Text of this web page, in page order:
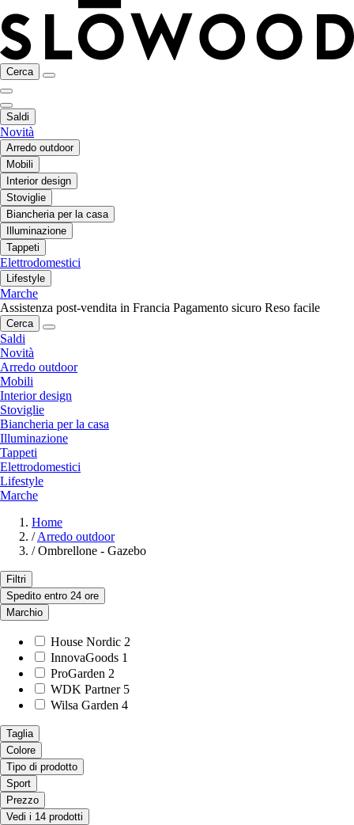
Cerca
Saldi
Novità
Arredo outdoor
Mobili
Interior design
Stoviglie
Biancheria per la casa
Illuminazione
Tappeti
Elettrodomestici
Lifestyle
Marche
Assistenza post-vendita in Francia Pagamento sicuro Reso facile
Cerca
Saldi
Novità
Arredo outdoor
Mobili
Interior design
Stoviglie
Biancheria per la casa
Illuminazione
Tappeti
Elettrodomestici
Lifestyle
Marche
Home
/ Arredo outdoor
/ Ombrellone - Gazebo
Filtri
Spedito entro 24 ore
Marchio
House Nordic 2
InnovaGoods 1
ProGarden 2
WDK Partner 5
Wilsa Garden 4
Taglia
Colore
Tipo di prodotto
Sport
Prezzo
Vedi i 14 prodotti